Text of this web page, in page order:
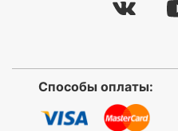
Способы оплаты: